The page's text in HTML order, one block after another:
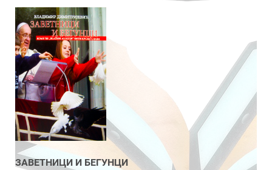
ЗАВЕТНИЦИ И БЕГУНЦИ